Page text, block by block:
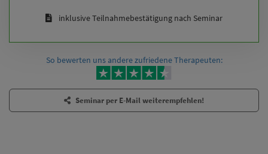
inklusive Teilnahmebestätigung nach Seminar
So bewerten uns andere zufriedene Therapeuten:
Seminar per E-Mail weiterempfehlen!